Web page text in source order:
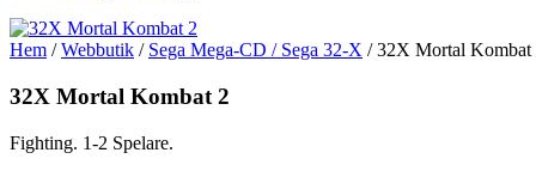
Hem /Webbutik / Sega Mega-CD / Sega 32-X / 32X Mortal Kombat
32X Mortal Kombat 2
Fighting. 1-2 Spelare.